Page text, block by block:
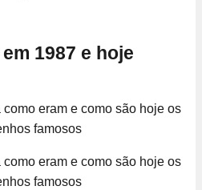
1987 e hoje